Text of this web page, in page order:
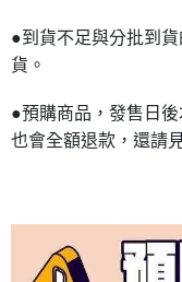
●到貨不足與分批到
貨。
●預購商品，發售日
也會全額退款，還請